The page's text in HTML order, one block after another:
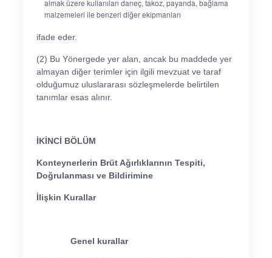
almak üzere kullanılan daneç, takoz, payanda, bağlama
malzemeleri ile benzeri diğer ekipmanları
ifade eder.
(2) Bu Yönergede yer alan, ancak bu maddede yer
almayan diğer terimler için ilgili mevzuat ve taraf
olduğumuz uluslararası sözleşmelerde belirtilen
tanımlar esas alınır.
İKİNCİ BÖLÜM
Konteynerlerin Brüt Ağırlıklarının Tespiti,
Doğrulanması ve Bildirimine
İlişkin Kurallar
Genel kurallar